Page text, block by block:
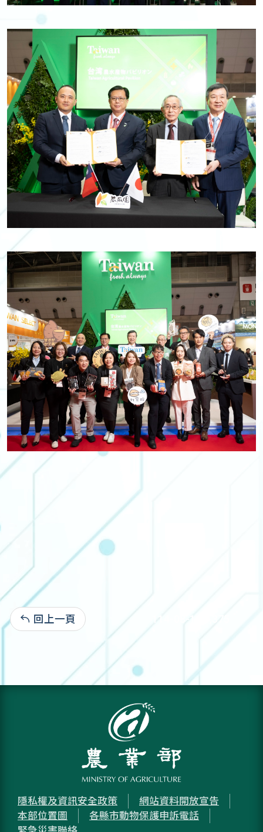
回上一頁 114-03-11:3,375
隱私權及資訊安全政策
網站資料開放宣告
本部位置圖
各縣市動物保護申訴電話